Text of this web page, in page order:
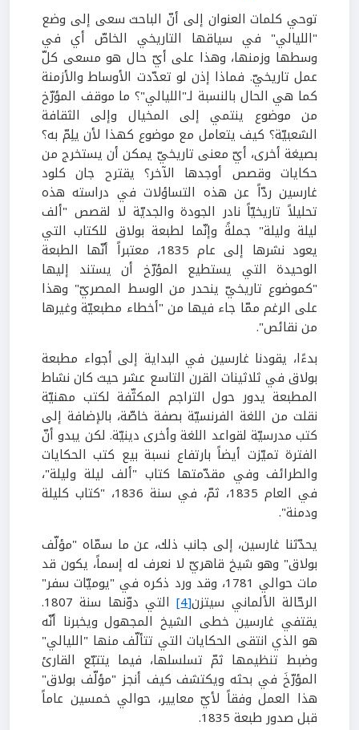
توحي كلمات العنوان إلى أنّ الباحث سعى إلى وضع
"الليالي" في سياقها التاريخي الخاصّ أي في
وسطها وزمنها، وهذا على أيّ حال هو مسعى كلّ
عمل تاريخيّ. فماذا إذن لو تعدّدت الأوساط والأزمنة
كما هي الحال بالنسبة لـ"الليالي"؟ ما موقف المؤرّخ
من موضوع ينتمي إلى المخيال وإلى الثقافة
الشعبيّة؟ كيف يتعامل مع موضوع كهذا لأن يلِمّ به؟
بصيغة أخرى، أيّ معنى تاريخيّ يمكن أن يستخرج من
حكايات وقصص أوجدها الآخر؟ يقترح جان كلود
غارسين ردّاً عن هذه التساؤلات في دراسته هذه
تحليلاً تاريخيّاً نادر الجودة والجديّة لا لقصص "ألف
ليلة وليلة" جملةً وإنّما لطبعة بولاق للكتاب التي
يعود نشرها إلى عام 1835، معتبراً أنّها الطبعة
الوحيدة التي يستطيع المؤرّخ أن يستند إليها
"كموضوع تاريخيّ ينحدر من الوسط المصريّ" وهذا
على الرغم ممّا جاء فيها من "أخطاء مطبعيّة وغيرها
من نقائص".
بدءًا، يقودنا غارسين في البداية إلى أجواء مطبعة
بولاق في ثلاثينات القرن التاسع عشر حيث كان نشاط
المطبعة يدور حول التراجم المكثّفة لكتب مهنيّة
نقلت من اللغة الفرنسيّة بصفة خاصّة، بالإضافة إلى
كتب مدرسيّة لقواعد اللغة وأخرى دينيّة. لكن يبدو أنّ
الفترة تميّزت أيضاً بارتفاع نسبة بيع كتب الحكايات
والطرائف وفي مقدّمتها كتاب "ألف ليلة وليلة"،
في العام 1835، ثمّ، في سنة 1836، "كتاب كليلة
ودمنة".
يحدّثنا غارسين، إلى جانب ذلك، عن ما سمّاه "مؤلّف
بولاق" وهو شيخ قاهريّ لا نعرف له إسماً، يكون قد
مات حوالي 1781، وقد ورد ذكره في "يوميّات سفر"
الرحّالة الألماني سيتزن[4]
التي دوّنها سنة 1807.
يقتفي غارسين خطى الشيخ المجهول ويخبرنا أنّه
هو الذي انتقى الحكايات التي تتألّف منها "الليالي"
وضبط تنظيمها ثمّ تسلسلها، فيما يتتبّع القارئ
المؤرّخَ في بحثه ويكتشف كيف أنجز "مؤلّف بولاق"
هذا العمل وفقاً لأيّ معايير، حوالي خمسين عاماً
قبل صدور طبعة 1835.